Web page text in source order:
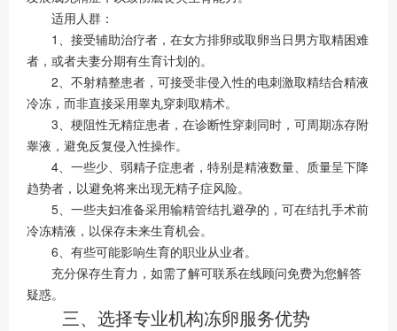
适用人群：
1、接受辅助治疗者，在女方排卵或取卵当日男方取精困难
者，或者夫妻分期有生育计划的。
2、不射精整患者，可接受非侵入性的电刺激取精结合精液
冷冻，而非直接采用睾丸穿刺取精术。
3、梗阻性无精症患者，在诊断性穿刺同时，可周期冻存附
睾液，避免反复侵入性操作。
4、一些少、弱精子症患者，特别是精液数量、质量呈下降
趋势者，以避免将来出现无精子症风险。
5、一些夫妇准备采用输精管结扎避孕的，可在结扎手术前
冷冻精液，以保存未来生育机会。
6、有些可能影响生育的职业从业者。
充分保存生育力，如需了解可联系在线顾问免费为您解答
疑惑。
三、选择专业机构冻卵服务优势